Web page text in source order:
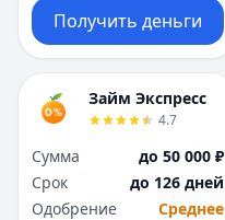
Получить деньги
Займ Экспресс
4.7
Сумма
до 50 000 ₽
Срок
до 126 дней
Одобрение
Среднее